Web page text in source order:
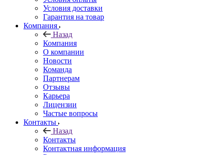
Условия доставки
Гарантия на товар
Компания
Назад
Компания
О компании
Новости
Команда
Партнерам
Отзывы
Карьера
Лицензии
Частые вопросы
Контакты
Назад
Контакты
Контактная информация